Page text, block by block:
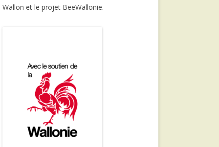
Wallon et le projet BeeWallonie.